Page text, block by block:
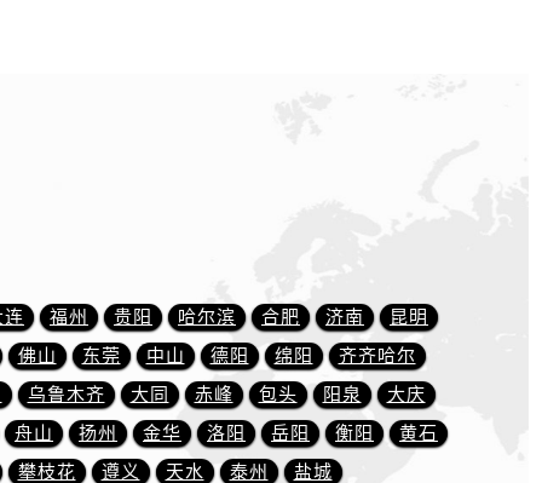
连 福州 贵阳 哈尔滨 合肥 济南
昆明
佛山
东莞 中山 德阳 绵阳
齐齐哈尔
乌鲁木齐 大同 赤峰 包头 阳泉
大庆
舟山
扬州 金华 洛阳 岳阳 衡阳
黄石
攀枝花
遵义 天水 泰州 盐城